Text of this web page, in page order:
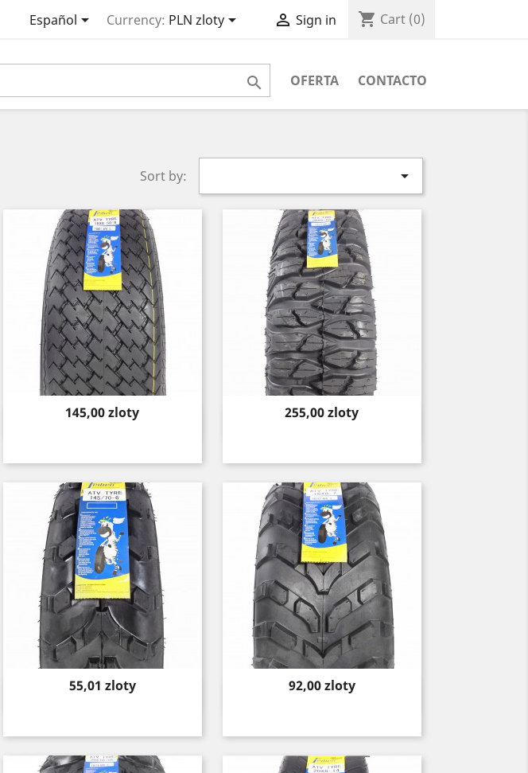
Español Currency: PLN zloty  Sign in shopping_cart Cart (0)
OFERTA CONTACTO

Sort by: 
Price
145,00 zloty
Quick view
Price
255,00 zloty
Quick view
Price
55,01 zloty
Quick view
Price
92,00 zloty
Quick view